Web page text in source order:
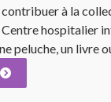
contribuer à la
Centre hospitalier
peluche, un livre